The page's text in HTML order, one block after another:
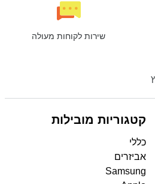
שירות לקוחות מעולה
קטגוריות מובילות
כללי
אביזרים
Samsung